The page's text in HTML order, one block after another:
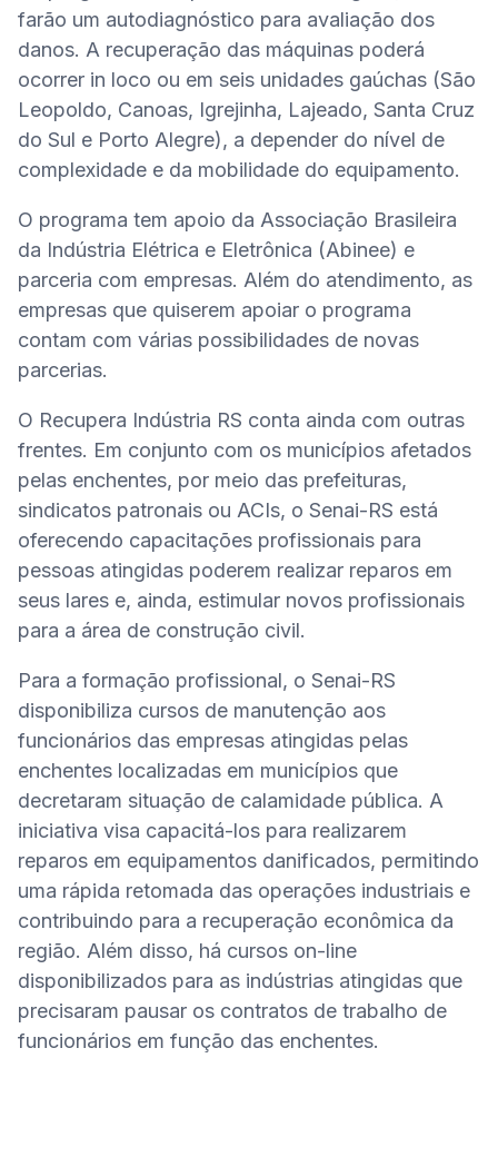
farão um autodiagnóstico para avaliação dos
danos. A recuperação das máquinas poderá
ocorrer in loco ou em seis unidades gaúchas (São
Leopoldo, Canoas, Igrejinha, Lajeado, Santa Cruz
do Sul e Porto Alegre), a depender do nível de
complexidade e da mobilidade do equipamento.
O programa tem apoio da Associação Brasileira
da Indústria Elétrica e Eletrônica (Abinee) e
parceria com empresas. Além do atendimento, as
empresas que quiserem apoiar o programa
contam com várias possibilidades de novas
parcerias.
O Recupera Indústria RS conta ainda com outras
frentes. Em conjunto com os municípios afetados
pelas enchentes, por meio das prefeituras,
sindicatos patronais ou ACIs, o Senai-RS está
oferecendo capacitações profissionais para
pessoas atingidas poderem realizar reparos em
seus lares e, ainda, estimular novos profissionais
para a área de construção civil.
Para a formação profissional, o Senai-RS
disponibiliza cursos de manutenção aos
funcionários das empresas atingidas pelas
enchentes localizadas em municípios que
decretaram situação de calamidade pública. A
iniciativa visa capacitá-los para realizarem
reparos em equipamentos danificados, permitindo
uma rápida retomada das operações industriais e
contribuindo para a recuperação econômica da
região. Além disso, há cursos on-line
disponibilizados para as indústrias atingidas que
precisaram pausar os contratos de trabalho de
funcionários em função das enchentes.